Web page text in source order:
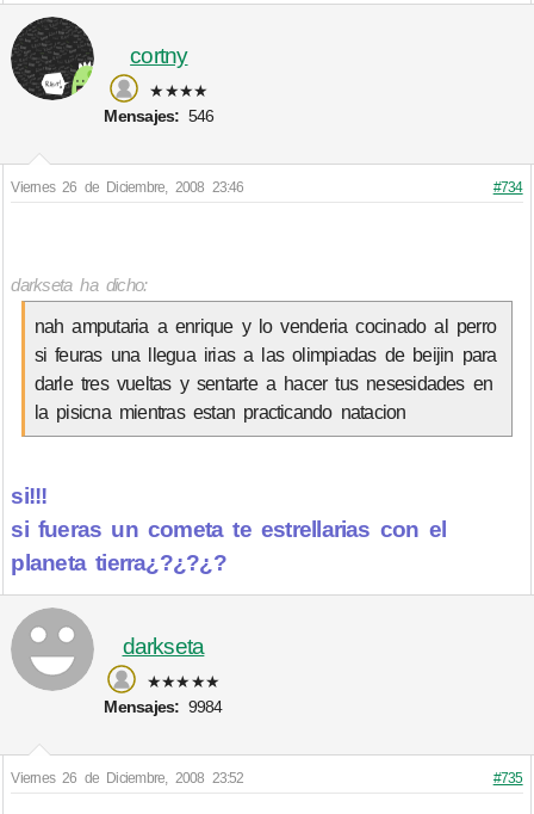
cortny
★★★★
Mensajes: 546
Viernes 26 de Diciembre, 2008 23:46 #734
darkseta ha dicho:
nah amputaria a enrique y lo venderia cocinado al perro
si feuras una llegua irias a las olimpiadas de beijin para
darle tres vueltas y sentarte a hacer tus nesesidades en
la pisicna mientras estan practicando natacion
si!!!
si fueras un cometa te estrellarias con el
planeta tierra¿?¿?¿?
darkseta
★★★★★
Mensajes: 9984
Viernes 26 de Diciembre, 2008 23:52 #735